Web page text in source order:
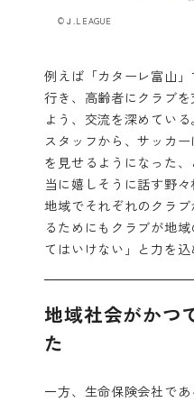
©Ｊ.LEAGUE
例えば「カターレ富山
行き、高齢者にクラブ
よう、交流を深めてい
スタッフから、サッカ
を見せるようになった
当に嬉しそうに話す野
地域でそれぞれのクラ
るためにもクラブが地
てはいけない」と力を込
地域社会がかつ
た
一方、生命保険会社で